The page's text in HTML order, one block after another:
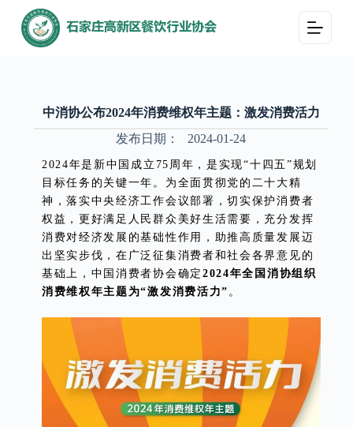
跳
过
中消协公布2024年消费维权年主题：激发消费活力
发布日期：
2024-01-24
2024年是新中国成立75周年，是实现“十四五”规划
目标任务的关键一年。为全面贯彻党的二十大精
神，落实中央经济工作会议部署，切实保护消费者
权益，更好满足人民群众美好生活需要，充分发挥
消费对经济发展的基础性作用，助推高质量发展迈
出坚实步伐，在广泛征集消费者和社会各界意见的
基础上，中国消费者协会确定 2024年全国消协组织
消费维权年主题为“激发消费活力” 。